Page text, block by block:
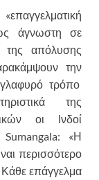
άγνωστη σε
της απόλυσης
την
τρόπο
της
οι Ινδοί
«Η
περισσότερο
Κάθε επάγγελμα